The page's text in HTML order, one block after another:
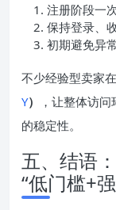
注册阶段一
保持登录、
初期避免异
不少经验型卖家
Y）
，让整体访
的稳定性。
五、结语
“低门槛+